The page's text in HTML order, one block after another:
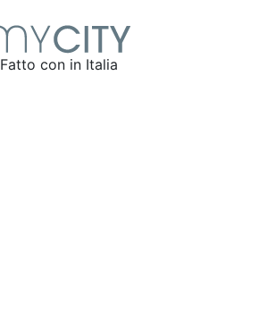
Fatto con in Italia